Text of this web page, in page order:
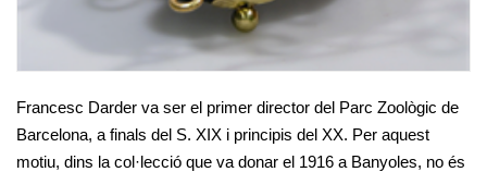
Francesc Darder va ser el primer director del Parc Zoològic de
Barcelona, a finals del S. XIX i principis del XX. Per aquest
motiu, dins la col·lecció que va donar el 1916 a Banyoles, no és